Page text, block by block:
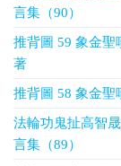
言集（90）
推背圖 59 象金聖
著
推背圖 58 象金聖
法輪功鬼扯高智
言集（89）